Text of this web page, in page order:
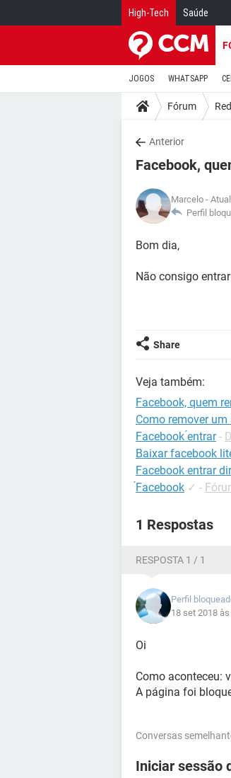
High-Tech Saúde
JOGOS WHATSAPP
Fórum
Anterior
Facebook,
Marcelo -
Perfil
Bom dia,
Não consigo
Share
Veja também:
Facebook, quem
Como remover
Facebook ́entrar -
Baixar facebook
Facebook entrar
́Facebook ✓ -
1 Respostas
RESPOSTA 1 / 1
Perfil
18 set 2018
Oi
Como aconteceu:
A página foi
Conversas
Iniciar sessão